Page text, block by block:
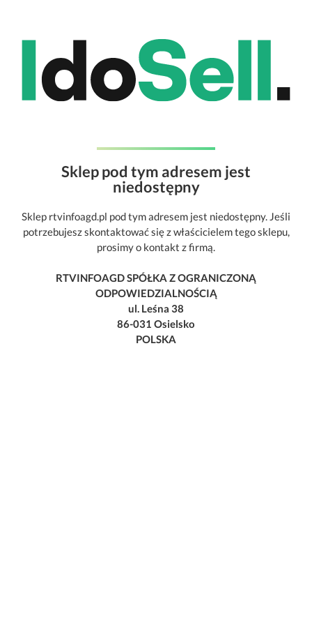
Sklep pod tym adresem jest
niedostępny
Sklep rtvinfoagd.pl pod tym adresem jest niedostępny. Jeśli
potrzebujesz skontaktować się z właścicielem tego sklepu,
prosimy o kontakt z firmą.
RTVINFOAGD SPÓŁKA Z OGRANICZONĄ
ODPOWIEDZIALNOŚCIĄ
ul. Leśna 38
86-031 Osielsko
POLSKA